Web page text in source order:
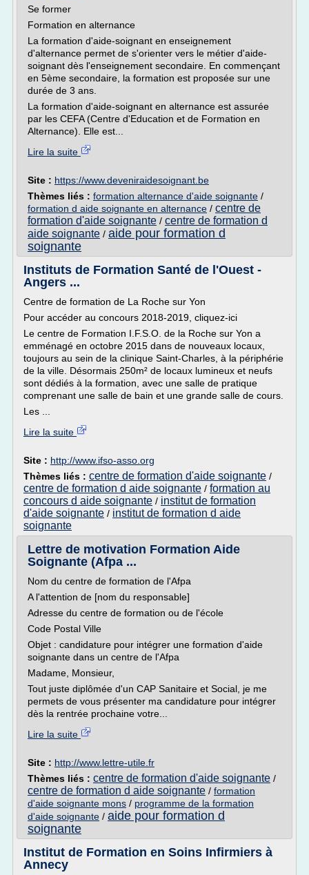
Se former
Formation en alternance
La formation d'aide-soignant en enseignement
d'alternance permet de s'orienter vers le métier d'aide-
soignant dès l'enseignement secondaire. En commençant
en 5ème secondaire, la formation est proposée sur une
durée de 3 ans.
La formation d'aide-soignant en alternance est assurée
par les CEFA (Centre d'Education et de Formation en
Alternance). Elle est...
Lire la suite
Site : https://www.deveniraidesoignant.be
Thèmes liés : formation alternance d'aide soignante /
formation d aide soignante en alternance / centre de
formation d'aide soignante / centre de formation d
aide soignante / aide pour formation d
soignante
Instituts de Formation Santé de l'Ouest -
Angers ...
Centre de formation de La Roche sur Yon
Pour accéder au concours 2018-2019, cliquez-ici
Le centre de Formation I.F.S.O. de la Roche sur Yon a
emménagé en octobre 2015 dans de nouveaux locaux,
toujours au sein de la clinique Saint-Charles, à la périphérie
de la ville. Désormais 250m² de locaux lumineux et neufs
sont dédiés à la formation, avec une salle de pratique
comprenant une salle de bain et une grande salle de cours.
Les ...
Lire la suite
Site : http://www.ifso-asso.org
Thèmes liés : centre de formation d'aide soignante /
centre de formation d aide soignante / formation au
concours d aide soignante / institut de formation
d'aide soignante / institut de formation d aide
soignante
Lettre de motivation Formation Aide
Soignante (Afpa ...
Nom du centre de formation de l'Afpa
A l'attention de [nom du responsable]
Adresse du centre de formation ou de l'école
Code Postal Ville
Objet : candidature pour intégrer une formation d'aide
soignante dans un centre de l'Afpa
Madame, Monsieur,
Tout juste diplômée d'un CAP Sanitaire et Social, je me
permets de vous présenter ma candidature pour intégrer
dès la rentrée prochaine votre...
Lire la suite
Site : http://www.lettre-utile.fr
Thèmes liés : centre de formation d'aide soignante /
centre de formation d aide soignante / formation
d'aide soignante mons / programme de la formation
d'aide soignante / aide pour formation d
soignante
Institut de Formation en Soins Infirmiers à
Annecy